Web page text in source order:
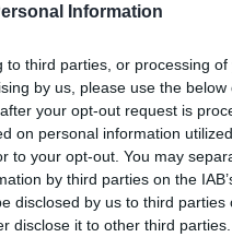
Information
third parties, or processing
by us, please use the
your opt-out request is
on personal information
to your opt-out. You may
by third parties on the
disclosed by us to third parties
disclose it to other third parties.